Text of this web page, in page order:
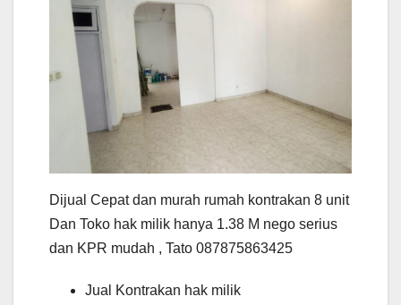
Dijual Cepat dan murah rumah kontrakan 8 unit
Dan Toko hak milik hanya 1.38 M nego serius
dan KPR mudah , Tato 087875863425
Jual Kontrakan hak milik